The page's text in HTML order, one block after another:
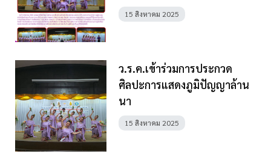
15 สิงหาคม 2025
ว.ร.ค.เข้าร่วมการประกวด
ศิลปะการแสดงภูมิปัญญาล้าน
นา
15 สิงหาคม 2025